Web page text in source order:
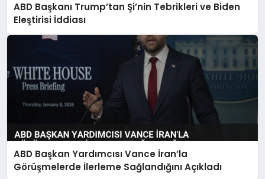
ABD Başkanı Trump’tan Şi’nin Tebrikleri ve Biden
Eleştirisi İddiası
ABD Başkan Yardımcısı Vance İran’la
Görüşmelerde İlerleme Sağlandığını Açıkladı